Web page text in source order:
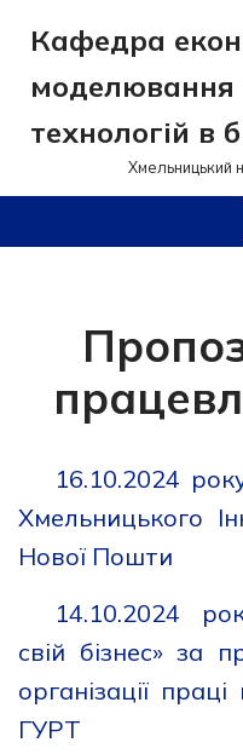
Перейти
до
вмісту
Кафедра
моделювання
технологій в
Хмельницький
16.10.2024
Хмельницького
Нової Пошти
14.10.2024
свій бізнес» за
організації
ГУРТ